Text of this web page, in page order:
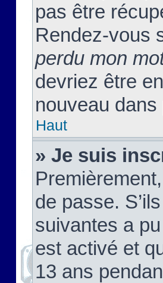
pas être
Rendez-vous
perdu mon
devriez être
nouveau
Haut
» Je suis
de passe.
suivantes a
est activé et
13 ans